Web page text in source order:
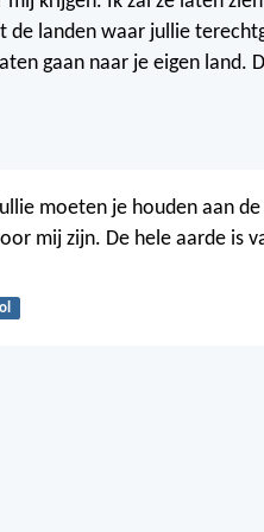
de landen waar jullie
gaan naar je eigen land.
moeten je houden aan
mij zijn. De hele aarde is